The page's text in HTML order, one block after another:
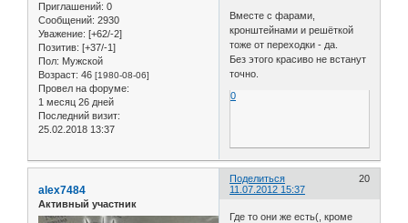
Приглашений: 0
Сообщений: 2930
Уважение: [+62/-2]
Позитив: [+37/-1]
Пол: Мужской
Возраст: 46 [1980-08-06]
Провел на форуме:
1 месяц 26 дней
Последний визит:
25.02.2018 13:37
Вместе с фарами,
кронштейнами и решёткой
тоже от переходки - да.
Без этого красиво не встанут
точно.
0
Поделиться
20
11.07.2012 15:37
alex7484
Активный участник
Где то они же есть(, кроме